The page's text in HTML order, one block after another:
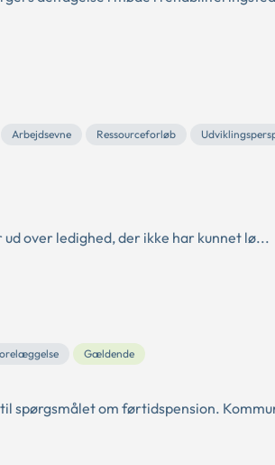
Arbejdsevne Ressourceforløb
over ledighed, der ikke har kunnet lø...
Gældende
spørgsmålet om førtidspension.